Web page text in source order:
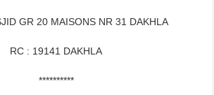
GR 20 MAISONS NR 31 DAKHLA
RC : 19141 DAKHLA
**********